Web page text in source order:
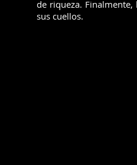
de riqueza.
sus cuellos.